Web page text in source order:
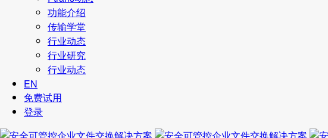
功能介绍
传输学堂
行业动态
行业研究
行业动态
EN
免费试用
登录